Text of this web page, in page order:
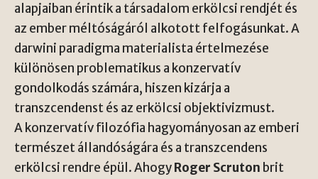
alapjaiban érintik a társadalom erkölcsi rendjét és
az ember méltóságáról alkotott felfogásunkat. A
darwini paradigma materialista értelmezése
különösen problematikus a konzervatív
gondolkodás számára, hiszen kizárja a
transzcendenst és az erkölcsi objektivizmust.
A konzervatív filozófia hagyományosan az emberi
természet állandóságára és a transzcendens
erkölcsi rendre épül. AhogyRoger Scruton brit